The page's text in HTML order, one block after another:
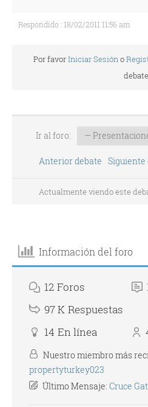
Respondido : 18/02/2011 11:56 am
Por favorIniciar Sesióno
debate
Ir al foro:
Anterior debate Siguiente
Actualmente viendo este
Información del foro
12 Foros
97 K Respuestas
14 En línea
Nuestro miembro más
propertyturkey023
Último Mensaje: Cruce